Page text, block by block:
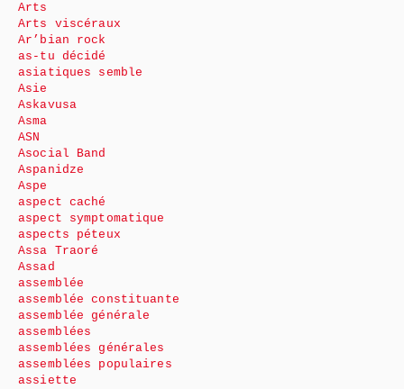
Arts
Arts viscéraux
Ar’bian rock
as-tu décidé
asiatiques semble
Asie
Askavusa
Asma
ASN
Asocial Band
Aspanidze
Aspe
aspect caché
aspect symptomatique
aspects péteux
Assa Traoré
Assad
assemblée
assemblée constituante
assemblée générale
assemblées
assemblées générales
assemblées populaires
assiette